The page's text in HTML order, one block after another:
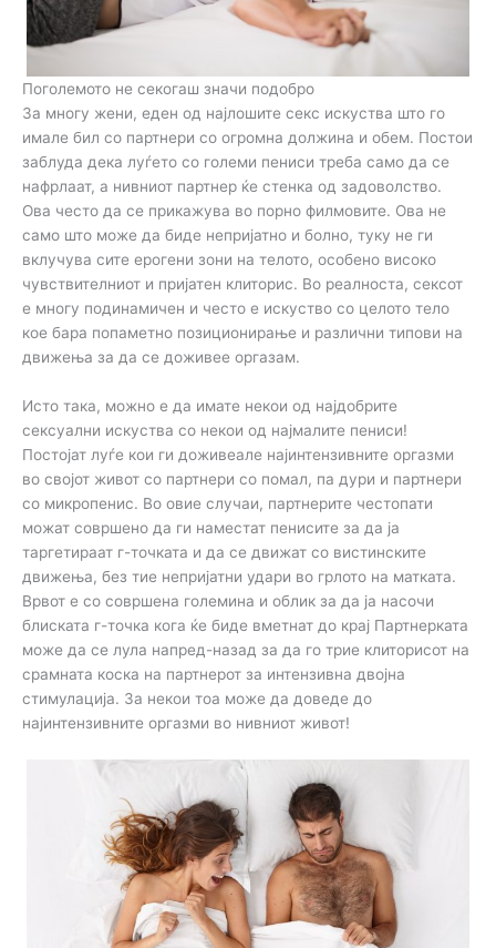
Поголемото не секогаш значи подобро
За многу жени, еден од најлошите секс искуства што го
имале бил со партнери со огромна должина и обем. Постои
заблуда дека луѓето со големи пениси треба само да се
нафрлаат, а нивниот партнер ќе стенка од задоволство.
Ова често да се прикажува во порно филмовите. Ова не
само што може да биде непријатно и болно, туку не ги
вклучува сите ерогени зони на телото, особено високо
чувствителниот и пријатен клиторис. Во реалноста, сексот
е многу подинамичен и често е искуство со целото тело
кое бара попаметно позиционирање и различни типови на
движења за да се доживее оргазам.
Исто така, можно е да имате некои од најдобрите
сексуални искуства со некои од најмалите пениси!
Постојат луѓе кои ги доживеале најинтензивните оргазми
во својот живот со партнери со помал, па дури и партнери
со микропенис. Во овие случаи, партнерите честопати
можат совршено да ги наместат пенисите за да ја
таргетираат г-точката и да се движат со вистинските
движења, без тие непријатни удари во грлото на матката.
Врвот е со совршена големина и облик за да ја насочи
блиската г-точка кога ќе биде вметнат до крај Партнерката
може да се лула напред-назад за да го трие клиторисот на
срамната коска на партнерот за интензивна двојна
стимулација. За некои тоа може да доведе до
најинтензивните оргазми во нивниот живот!